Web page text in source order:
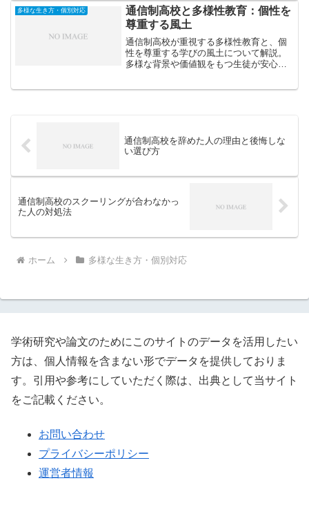
です。
多様な生き方・個別対応
通信制高校と多様性教育：個性を
尊重する風土
通信制高校が重視する多様性教育と、個
性を尊重する学びの風土について解説。
多様な背景や価値観をもつ生徒が安心し
通信制高校を辞めた人の理由と後悔しな
い選び方
通信制高校のスクーリングが合わなかっ
た人の対処法
ホーム 多様な生き方・個別対応
学術研究や論文のためにこのサイトのデータを活用したい
方は、個人情報を含まない形でデータを提供しておりま
す。引用や参考にしていただく際は、出典として当サイト
をご記載ください。
お問い合わせ
プライバシーポリシー
運営者情報